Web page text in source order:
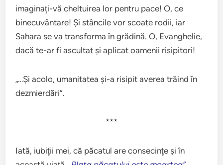
imaginaţi-vă cheltuirea lor pentru pace! O, ce
binecuvântare! Şi stâncile vor scoate rodii, iar
Sahara se va transforma în grădină. O, Evanghelie,
dacă te-ar fi ascultat şi aplicat oamenii risipitori!
„…Şi acolo, umanitatea şi-a risipit averea trăind în
dezmierdări”.
***
Iată, iubiţii mei, că păcatul are consecinţe şi în